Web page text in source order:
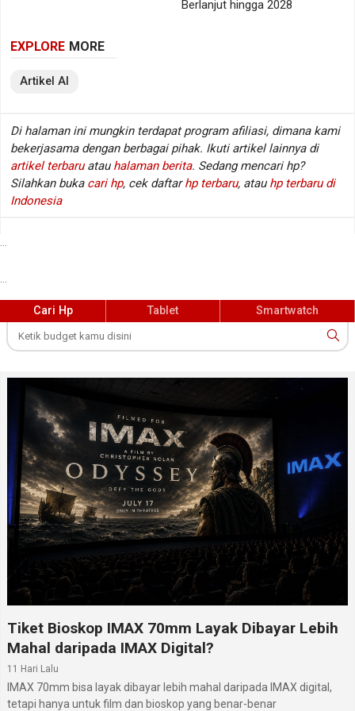
Dampak pada Industri AI
Keberhasilan Hunyuan Image 3.0 bisa mengubah
lanskap AI global. Ini menunjukkan bahwa
Bagi Google, ini adalah pukulan telak. Nano Banana
dianggap sebagai salah satu model image generation
terbaik, jadi dikalahkan oleh pesaing dari Tiongkok
perusahaan lain akan segera merespons dengan
model yang lebih canggih.
Tencent berencana mengintegrasikan Hunyuan Image
3.0 ke dalam berbagai produk mereka. Ini termasuk
platform media sosial, game, dan aplikasi kreatif.
Salah satu aplikasi yang paling menarik adalah dalam
industri game. Tencent dapat menggunakan model ini
untuk menghasilkan aset game secara otomatis,
mengurangi waktu dan biaya pengembangan.
Model ini juga akan tersedia untuk pengembang
pihak ketiga melalui API. Ini membuka peluang bagi
startup dan perusahaan lain untuk memanfaatkan
teknologi ini.
Tantangan dan Kontroversi
Berlanjut hingga 2028
EXPLORE MORE
Artikel AI
Di halaman ini mungkin terdapat program afiliasi, dimana kami
bekerjasama dengan berbagai pihak. Ikuti artikel lainnya di
artikel terbaru atau halaman berita. Sedang mencari hp?
Silahkan buka cari hp, cek daftar hp terbaru, atau hp terbaru di
Indonesia
Cari Hp Tablet Smartwatch
Tiket Bioskop IMAX 70mm Layak Dibayar Lebih
Mahal daripada IMAX Digital?
11 Hari Lalu
IMAX 70mm bisa layak dibayar lebih mahal daripada IMAX digital,
tetapi hanya untuk film dan bioskop yang benar-benar